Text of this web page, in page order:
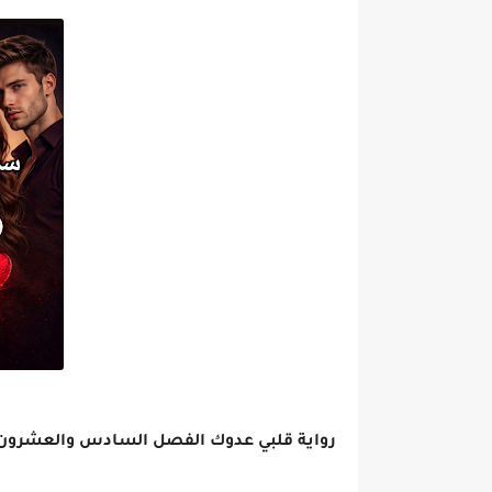
رواية قلبي عدوك الفصل السادس والعشرون 26 بقلم رباب